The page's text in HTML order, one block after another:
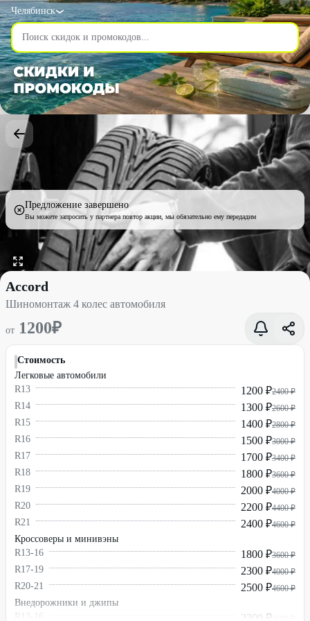
Челябинск
Предложение завершено
Вы можете запросить у партнера повтор акции, мы обязательно ему передадим
Шиномонтаж 4 колес автомобиля со скидкой до 50% - Accord в
Accord
Шиномонтаж 4 колес автомобиля
от 1200₽
Стоимость
Легковые автомобили
R13
1200 ₽2400 ₽
R14 1300 ₽2600 ₽
R15 1400 ₽2800 ₽
R16 1500 ₽3000 ₽
R17 1700 ₽3400 ₽
R18 1800 ₽3600 ₽
R19 2000 ₽4000 ₽
R20 2200 ₽4400 ₽
R21 2400 ₽4600 ₽
Кроссоверы и минивэны
R13-16
1800 ₽3600 ₽
R17-19 2300 ₽4000 ₽
R20-21 2500 ₽4600 ₽
Внедорожники и джипы
R13-16
2300 ₽